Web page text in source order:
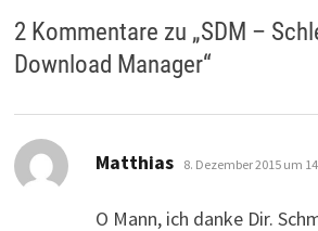
2 Kommentare zu „SDM –
Download Manager“
Matthias sagt:
8. Dezember 2015 um
O Mann, ich danke Dir.